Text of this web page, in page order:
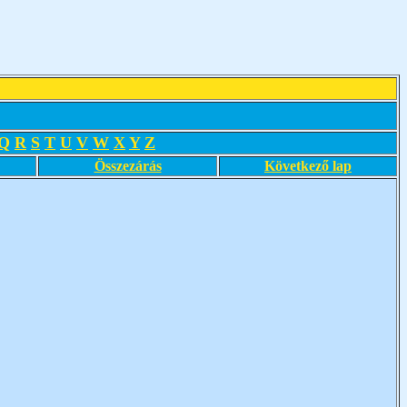
R S T U V W X Y Z
Összezárás Következő lap